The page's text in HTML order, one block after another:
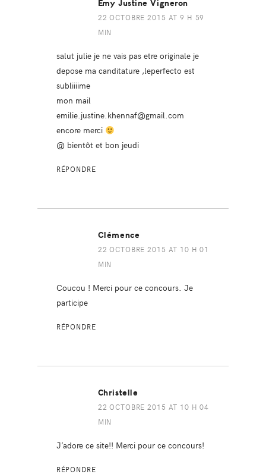
Emy Justine Vigneron
22 OCTOBRE 2015 AT 9 H 59
MIN
salut julie je ne vais pas etre originale je
depose ma canditature ,leperfecto est
subliiiime
mon mail
emilie.justine.khennaf@gmail.com
encore merci
@ bientôt et bon jeudi
RÉPONDRE
Clémence
22 OCTOBRE 2015 AT 10 H 01
MIN
Coucou ! Merci pour ce concours. Je
participe
RÉPONDRE
Christelle
22 OCTOBRE 2015 AT 10 H 04
MIN
J’adore ce site!! Merci pour ce concours!
RÉPONDRE